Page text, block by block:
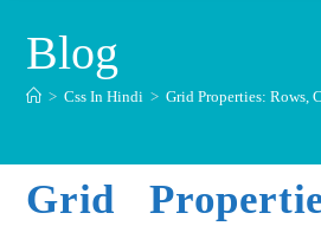
Blog
> Css In Hindi > Grid Properties: Rows,
Grid